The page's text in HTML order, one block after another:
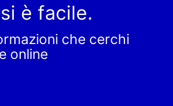
è facile.
che cerchi
online